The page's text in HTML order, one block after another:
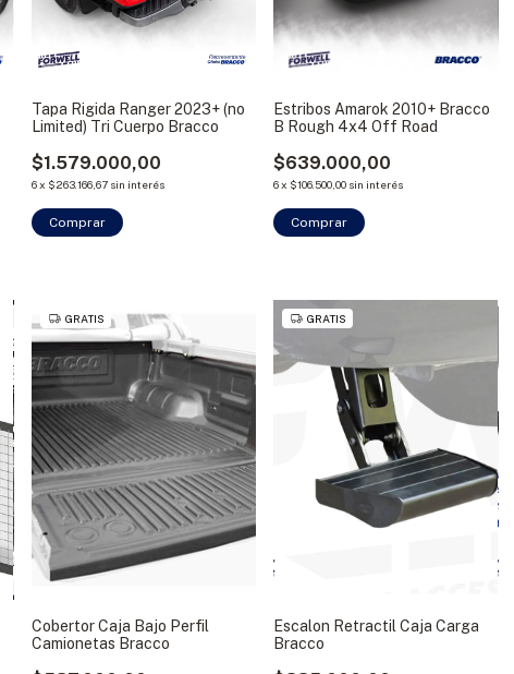
Tapa Rigida Ranger 2023+ (no
Limited) Tri Cuerpo Bracco
$1.579.000,00
6x $263.166,67 sin interés
Comprar
Estribos Amarok 2010+ Bracco
B Rough 4x4 Off Road
$639.000,00
6x $106.500,00 sin interés
Comprar
GRATIS
Cobertor Caja Bajo Perfil
Camionetas Bracco
GRATIS
Escalon Retractil Caja Carga
Bracco